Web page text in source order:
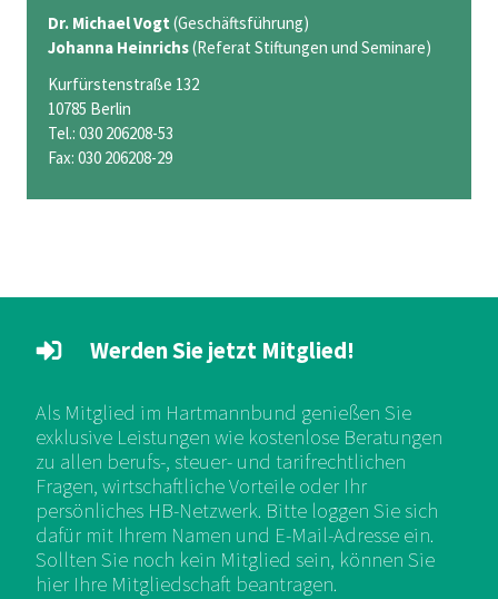
Dr. Michael Vogt (Geschäftsführung)
Johanna Heinrichs(Referat Stiftungen und Seminare)
Kurfürstenstraße 132
10785 Berlin
Tel.: 030 206208-53
Fax: 030 206208-29
Werden Sie jetzt Mitglied!
Als Mitglied im Hartmannbund genießen Sie
exklusive Leistungen wie kostenlose Beratungen
zu allen berufs-, steuer- und tarifrechtlichen
Fragen, wirtschaftliche Vorteile oder Ihr
persönliches HB-Netzwerk. Bitte loggen Sie sich
dafür mit Ihrem Namen und E-Mail-Adresse ein.
Sollten Sie noch kein Mitglied sein, können Sie
hier Ihre Mitgliedschaft beantragen.